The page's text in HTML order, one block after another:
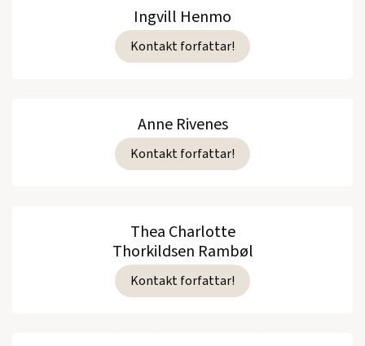
Ingvill Henmo
Kontakt forfattar!
Anne Rivenes
Kontakt forfattar!
Thea Charlotte
Thorkildsen Rambøl
Kontakt forfattar!